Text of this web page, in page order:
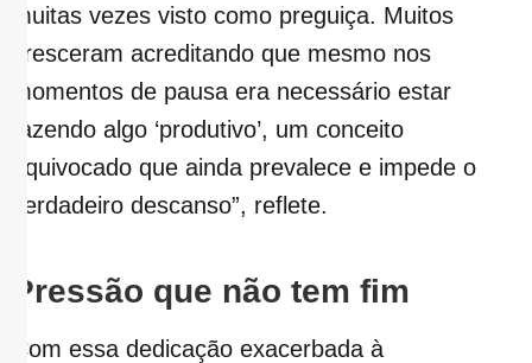
muitas vezes visto como preguiça. Muitos
cresceram acreditando que mesmo nos
momentos de pausa era necessário estar
fazendo algo ‘produtivo’, um conceito
equivocado que ainda prevalece e impede o
verdadeiro descanso”, reflete.
Pressão que não tem fim
Com essa dedicação exacerbada à